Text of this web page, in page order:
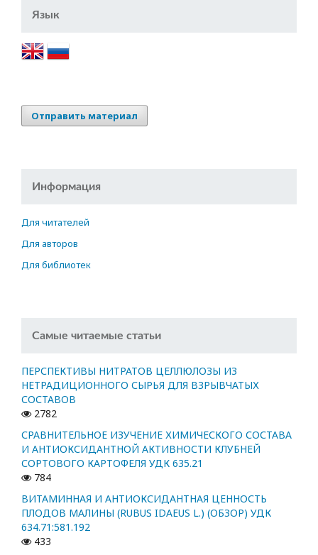
Язык
Отправить материал
Информация
Для читателей
Для авторов
Для библиотек
Самые читаемые статьи
ПЕРСПЕКТИВЫ НИТРАТОВ ЦЕЛЛЮЛОЗЫ ИЗ
НЕТРАДИЦИОННОГО СЫРЬЯ ДЛЯ ВЗРЫВЧАТЫХ
СОСТАВОВ
2782
СРАВНИТЕЛЬНОЕ ИЗУЧЕНИЕ ХИМИЧЕСКОГО СОСТАВА
И АНТИОКСИДАНТНОЙ АКТИВНОСТИ КЛУБНЕЙ
СОРТОВОГО КАРТОФЕЛЯ УДК 635.21
784
ВИТАМИННАЯ И АНТИОКСИДАНТНАЯ ЦЕННОСТЬ
ПЛОДОВ МАЛИНЫ (RUBUS IDAEUS L.) (ОБЗОР) УДК
634.71:581.192
433